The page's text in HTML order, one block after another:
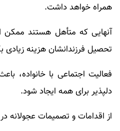
همراه خواهد داشت.
آنهایی که متأهل هستند ممکن
تحصیل فرزندانشان هزینه زیادی
فعالیت اجتماعی با خانواده،
دلپذیر برای همه ایجاد شود.
از اقدامات و تصمیمات عجولانه